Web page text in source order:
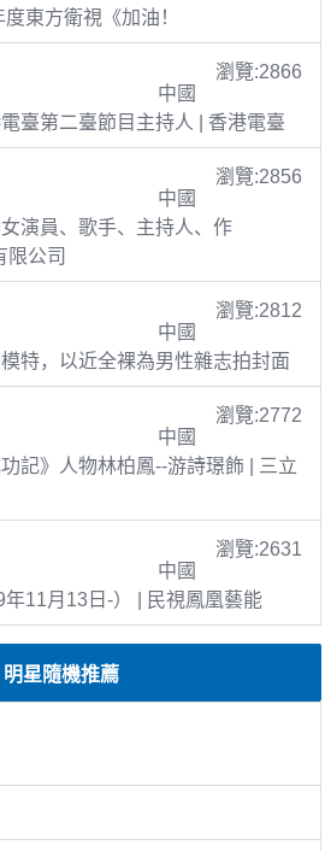
東方衛視《加油！
瀏覽:2866
中國
臺第二臺節目主持人 | 香港電臺
瀏覽:2856
中國
演員、歌手、主持人、作
限公司
瀏覽:2812
中國
特，以近全裸為男性雜志拍封面
瀏覽:2772
中國
記》人物林柏鳳--游詩璟飾 | 三立
瀏覽:2631
中國
11月13日-） | 民視鳳凰藝能
明星隨機推薦